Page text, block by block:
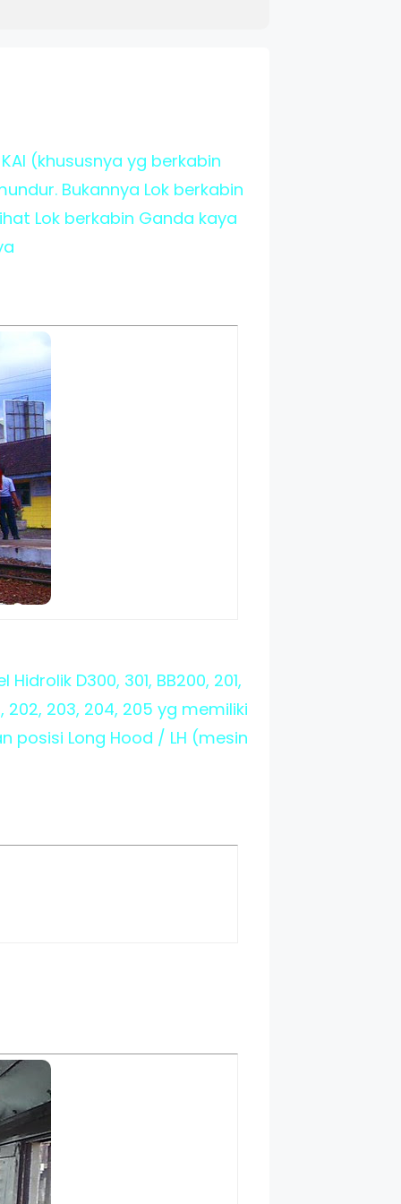
(khususnya yg berkabin
Bukannya Lok berkabin
Lok berkabin Ganda kaya
D300, 301, BB200, 201,
202, 203, 204, 205 yg memiliki
posisi Long Hood / LH (mesin